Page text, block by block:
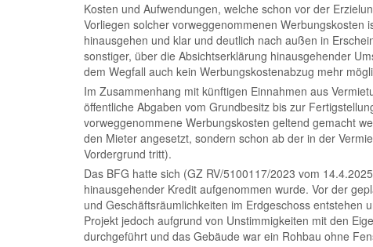
Kosten und Aufwendungen, welche schon vor der
Vorliegen solcher vorweggenommenen
hinausgehen und klar und deutlich nach außen in
sonstiger, über die Absichtserklärung hinausgehender
dem Wegfall auch kein Werbungskostenabzug mehr
Im Zusammenhang mit künftigen Einnahmen aus
öffentliche Abgaben vom Grundbesitz bis zur
vorweggenommene Werbungskosten geltend gemacht
den Mieter angesetzt, sondern schon ab der in der
Vordergrund tritt).
Das BFG hatte sich (GZ RV/5100117/2023 vom
hinausgehender Kredit aufgenommen wurde. Vor der
und Geschäftsräumlichkeiten im Erdgeschoss
Projekt jedoch aufgrund von Unstimmigkeiten mit den
durchgeführt und das Gebäude war ein Rohbau ohne